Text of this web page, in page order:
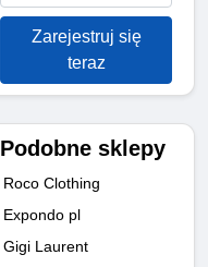
Zarejestruj się
teraz
Podobne sklepy
Roco Clothing
Expondo pl
Gigi Laurent